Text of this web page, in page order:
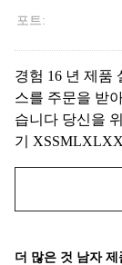
포트:
경험 16 년 제품
스를 주문을 받
습니다 당신을
기
특징수용성 환
더 많은 것 남자 제